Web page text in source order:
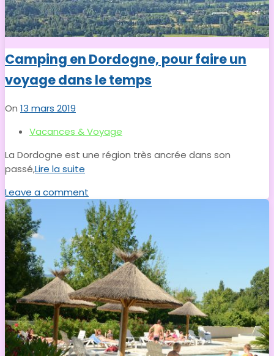
Camping en Dordogne, pour faire un
voyage dans le temps
On 13 mars 2019
Vacances & Voyage
La Dordogne est une région très ancrée dans son
passé,Lire la suite
Leave a comment